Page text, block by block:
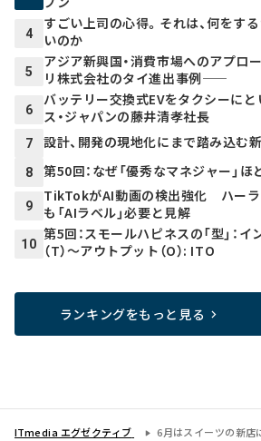
4
すごい上司の心得。それは、何をす
いのか
5
アジア新興国・消費市場へのアプロ
リ株式会社のタイ進出事例――
6
バッテリー交換式EVをタクシーにと
ス・ジャパンの藤井清孝社長
7 設計、開発の現地化にまで踏み込む
8 第50回：なぜ「優秀なマネジャー」
9
TikTokがAI動画の検出強化 ハーラ
も「AIラベル」必要と見解
10
第5回：スモールハピネスの「型」：イ
（T）～アウトプット（O）: ITO
ランキングをもっと見る
ITmedia エグゼクティブ 6月はスイーツの新店